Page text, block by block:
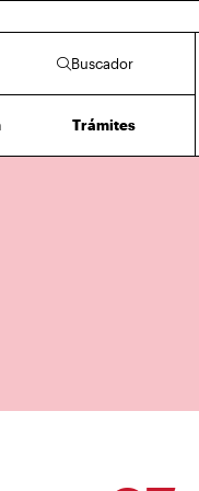
Buscador
Trámites